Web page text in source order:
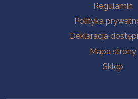
Regulamin
Polityka
Deklaracja
Mapa strony
Sklep